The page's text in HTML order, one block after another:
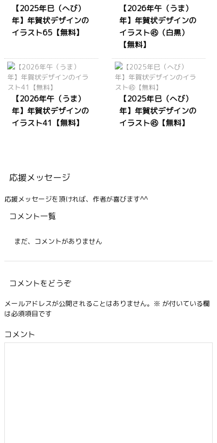
【2025年巳（へび）
年】年賀状デザインの
イラスト65【無料】
【2026年午（うま）
年】年賀状デザインの
イラスト㊺（白黒）
【無料】
【2026年午（うま）
年】年賀状デザインの
イラスト41【無料】
【2025年巳（へび）
年】年賀状デザインの
イラスト㊺【無料】
応援メッセージ
応援メッセージを頂ければ、作者が喜びます^^
コメント一覧
まだ、コメントがありません
コメントをどうぞ
メールアドレスが公開されることはありません。 ※ が付いている欄
は必須項目です
コメント